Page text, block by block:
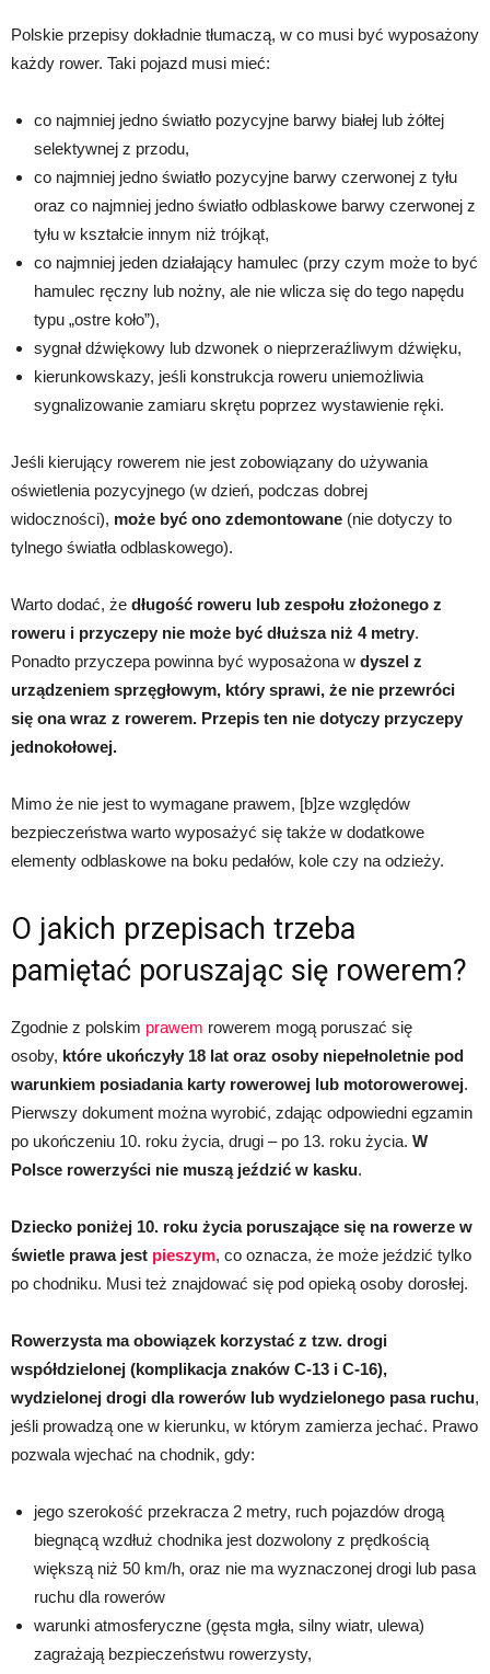
Polskie przepisy dokładnie tłumaczą, w co musi być wyposażony
każdy rower. Taki pojazd musi mieć:
co najmniej jedno światło pozycyjne barwy białej lub żółtej
selektywnej z przodu,
co najmniej jedno światło pozycyjne barwy czerwonej z tyłu
oraz co najmniej jedno światło odblaskowe barwy czerwonej z
tyłu w kształcie innym niż trójkąt,
co najmniej jeden działający hamulec (przy czym może to być
hamulec ręczny lub nożny, ale nie wlicza się do tego napędu
typu „ostre koło”),
sygnał dźwiękowy lub dzwonek o nieprzeraźliwym dźwięku,
kierunkowskazy, jeśli konstrukcja roweru uniemożliwia
sygnalizowanie zamiaru skrętu poprzez wystawienie ręki.
Jeśli kierujący rowerem nie jest zobowiązany do używania
oświetlenia pozycyjnego (w dzień, podczas dobrej
widoczności), może być ono zdemontowane (nie dotyczy to
tylnego światła odblaskowego).
Warto dodać, że długość roweru lub zespołu złożonego z
roweru i przyczepy nie może być dłuższa niż 4 metry.
Ponadto przyczepa powinna być wyposażona w dyszel z
urządzeniem sprzęgłowym, który sprawi, że nie przewróci
się ona wraz z rowerem. Przepis ten nie dotyczy przyczepy
jednokołowej.
Mimo że nie jest to wymagane prawem, [b]ze względów
bezpieczeństwa warto wyposażyć się także w dodatkowe
elementy odblaskowe na boku pedałów, kole czy na odzieży.
O jakich przepisach trzeba
pamiętać poruszając się rowerem?
Zgodnie z polskim prawem rowerem mogą poruszać się
osoby, które ukończyły 18 lat oraz osoby niepełnoletnie pod
warunkiem posiadania karty rowerowej lub motorowerowej.
Pierwszy dokument można wyrobić, zdając odpowiedni egzamin
po ukończeniu 10. roku życia, drugi – po 13. roku życia. W
Polsce rowerzyści nie muszą jeździć w kasku.
Dziecko poniżej 10. roku życia poruszające się na rowerze w
świetle prawa jest pieszym, co oznacza, że może jeździć tylko
po chodniku. Musi też znajdować się pod opieką osoby dorosłej.
Rowerzysta ma obowiązek korzystać z tzw. drogi
współdzielonej (komplikacja znaków C-13 i C-16),
wydzielonej drogi dla rowerów lub wydzielonego pasa ruchu,
jeśli prowadzą one w kierunku, w którym zamierza jechać. Prawo
pozwala wjechać na chodnik, gdy:
jego szerokość przekracza 2 metry, ruch pojazdów drogą
biegnącą wzdłuż chodnika jest dozwolony z prędkością
większą niż 50 km/h, oraz nie ma wyznaczonej drogi lub pasa
ruchu dla rowerów
warunki atmosferyczne (gęsta mgła, silny wiatr, ulewa)
zagrażają bezpieczeństwu rowerzysty,